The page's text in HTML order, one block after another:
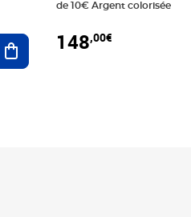
Ajouter au panier
de 10€ Argent colorisée
148,00€